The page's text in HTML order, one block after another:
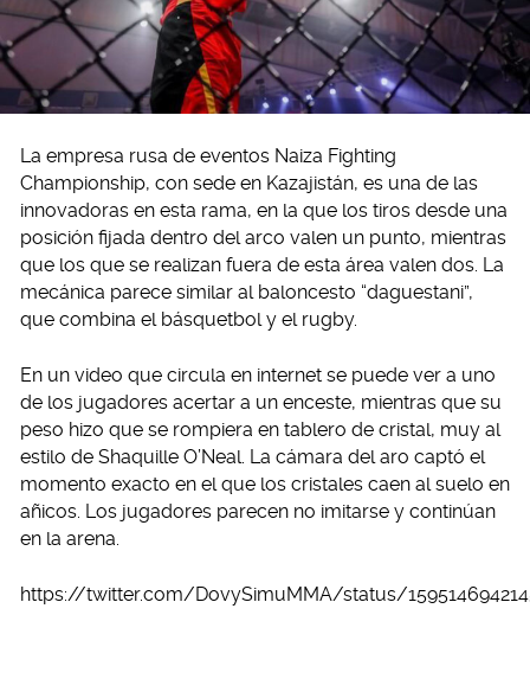
La empresa rusa de eventos Naiza Fighting
Championship, con sede en Kazajistán, es una de las
innovadoras en esta rama, en la que los tiros desde una
posición fijada dentro del arco valen un punto, mientras
que los que se realizan fuera de esta área valen dos. La
mecánica parece similar al baloncesto “daguestani”,
que combina el básquetbol y el rugby.
En un video que circula en internet se puede ver a uno
de los jugadores acertar a un enceste, mientras que su
peso hizo que se rompiera en tablero de cristal, muy al
estilo de Shaquille O’Neal. La cámara del aro captó el
momento exacto en el que los cristales caen al suelo en
añicos. Los jugadores parecen no imitarse y continúan
en la arena.
https://twitter.com/DovySimuMMA/status/